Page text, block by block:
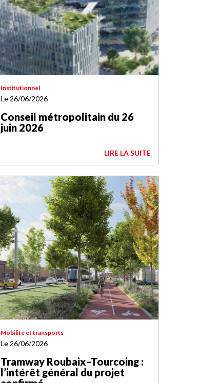
Institutionnel
Le 26/06/2026
Conseil métropolitain du 26
juin 2026
LIRE LA SUITE
Mobilité et transports
Le 26/06/2026
Tramway Roubaix–Tourcoing :
l’intérêt général du projet